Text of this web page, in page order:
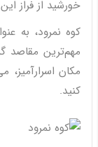
خورشید از فراز
کوه نمرود، به
مهم‌ترین مقاصد
مکان
کنید.